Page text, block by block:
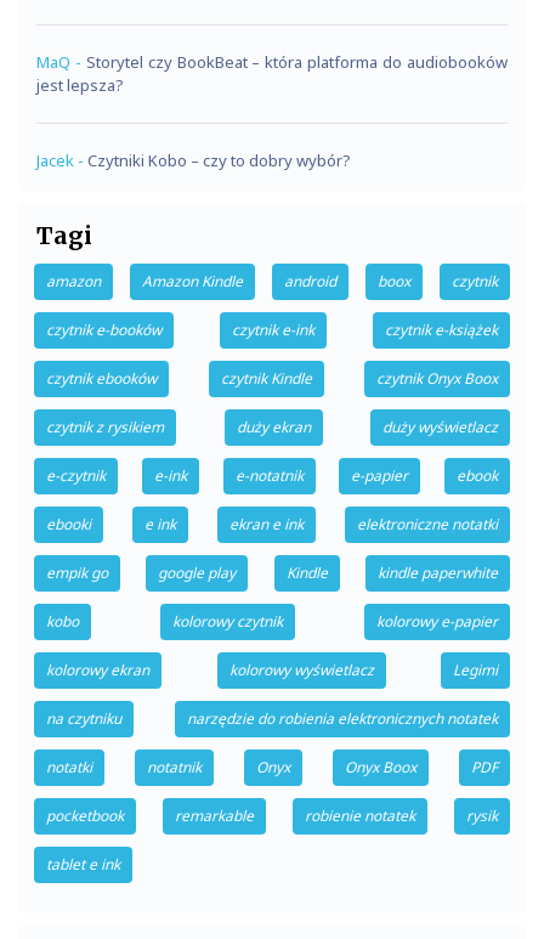
MaQ - Storytel czy BookBeat – która platforma do audiobooków
jest lepsza?
Jacek - Czytniki Kobo – czy to dobry wybór?
Tagi
amazon Amazon Kindle android boox czytnik
czytnik e-booków czytnik e-ink czytnik e-książek
czytnik ebooków czytnik Kindle czytnik Onyx Boox
czytnik z rysikiem duży ekran duży wyświetlacz
e-czytnik e-ink e-notatnik e-papier ebook
ebooki e ink ekran e ink elektroniczne notatki
empik go google play Kindle kindle paperwhite
kobo kolorowy czytnik kolorowy e-papier
kolorowy ekran kolorowy wyświetlacz Legimi
na czytniku narzędzie do robienia elektronicznych notatek
notatki notatnik Onyx Onyx Boox PDF
pocketbook remarkable robienie notatek rysik
tablet e ink